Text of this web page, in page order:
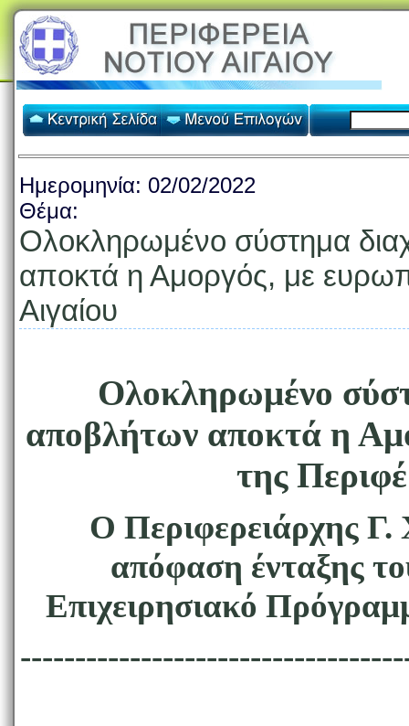
Ημερομηνία: 02/02/2022
Θέμα:
Ολοκληρωμένο σύστημα
αποκτά η Αμοργός, με
Αιγαίου
Ολοκληρωμένο
αποβλήτων αποκτά η
της
Ο Περιφερειάρχης
απόφαση ένταξης
Επιχειρησιακό